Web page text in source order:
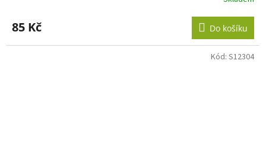
85 Kč Do košíku
Kód: S12304